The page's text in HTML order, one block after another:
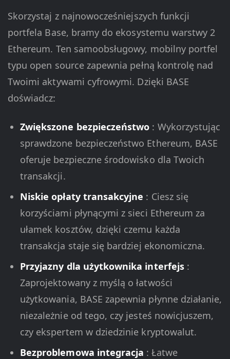
Skorzystaj z najnowocześniejszych funkcji
portfela Base, bramy do ekosystemu warstwy 2
Ethereum. Ten samoobsługowy, mobilny portfel
typu open source zapewnia pełną kontrolę nad
Twoimi aktywami cyfrowymi. Dzięki BASE
doświadcz:
Zwiększone bezpieczeństwo : Wykorzystując
sprawdzone bezpieczeństwo Ethereum, BASE
oferuje bezpieczne środowisko dla Twoich
transakcji.
Niskie opłaty transakcyjne : Ciesz się
korzyściami płynącymi z sieci Ethereum za
ułamek kosztów, dzięki czemu każda
transakcja staje się bardziej ekonomiczna.
Przyjazny dla użytkownika interfejs :
Zaprojektowany z myślą o łatwości
użytkowania, BASE zapewnia płynne działanie,
niezależnie od tego, czy jesteś nowicjuszem,
czy ekspertem w dziedzinie kryptowalut.
Bezproblemowa integracja : Łatwe